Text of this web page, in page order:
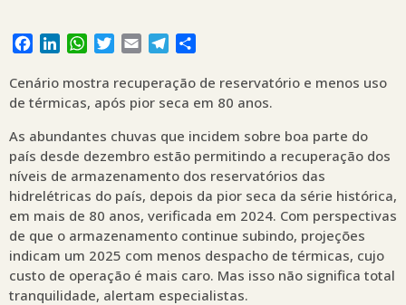
Facebook
LinkedInWhatsApp
Twitter
Email Telegram
Cenário mostra recuperação de reservatório e menos uso
de térmicas, após pior seca em 80 anos.
As abundantes chuvas que incidem sobre boa parte do
país desde dezembro estão permitindo a recuperação dos
níveis de armazenamento dos reservatórios das
hidrelétricas do país, depois da pior seca da série histórica,
em mais de 80 anos, verificada em 2024. Com perspectivas
de que o armazenamento continue subindo, projeções
indicam um 2025 com menos despacho de térmicas, cujo
custo de operação é mais caro. Mas isso não significa total
tranquilidade, alertam especialistas.